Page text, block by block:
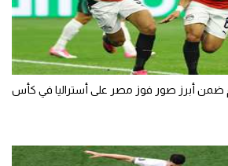
ضمن أبرز صور فوز مصر على أستراليا في كأس